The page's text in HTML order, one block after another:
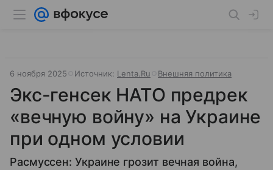
6 ноября 2025 Источник: Lenta.Ru Внешняя политика
Экс-генсек НАТО предрек
«вечную войну» на Украине
при одном условии
Расмуссен: Украине грозит вечная война,